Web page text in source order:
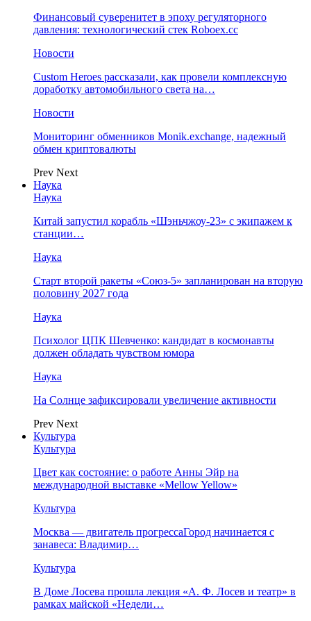
Финансовый суверенитет в эпоху регуляторного
давления: технологический стек Roboex.cc
Новости
Custom Heroes рассказали, как провели комплексную
доработку автомобильного света на…
Новости
Мониторинг обменников Monik.exchange, надежный
обмен криптовалюты
Prev Next
Наука
Наука
Китай запустил корабль «Шэньчжоу-23» с экипажем к
станции…
Наука
Старт второй ракеты «Союз-5» запланирован на вторую
половину 2027 года
Наука
Психолог ЦПК Шевченко: кандидат в космонавты
должен обладать чувством юмора
Наука
На Солнце зафиксировали увеличение активности
Prev Next
Культура
Культура
Цвет как состояние: о работе Анны Эйр на
международной выставке «Mellow Yellow»
Культура
Москва — двигатель прогрессаГород начинается с
занавеса: Владимир…
Культура
В Доме Лосева прошла лекция «А. Ф. Лосев и театр» в
рамках майской «Недели…